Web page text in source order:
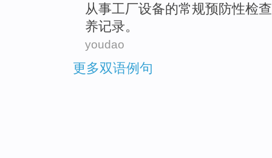
从事工厂设备的常规预防性检查
养记录。
youdao
更多双语例句